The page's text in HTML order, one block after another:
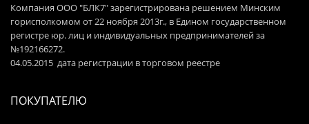
Компания ООО "БЛК7" зарегистрирована решением Минским
горисполкомом от 22 ноября 2013г., в Едином государственном
регистре юр. лиц и индивидуальных предпринимателей за
№192166272.
04.05.2015 дата регистрации в торговом реестре
ПОКУПАТЕЛЮ